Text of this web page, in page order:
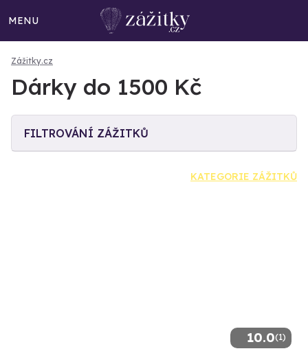
MENU
Zážitky.cz
Dárky do 1500 Kč
FILTROVÁNÍ ZÁŽITKŮ
KATEGORIE ZÁŽITKŮ
10.0(1)